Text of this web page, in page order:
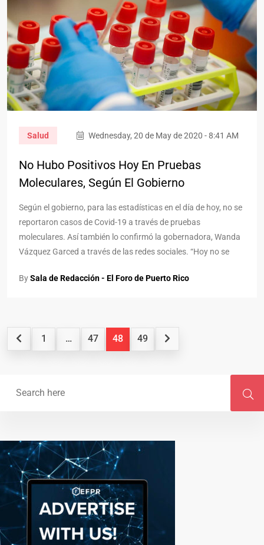
Salud Wednesday, 20 de May de 2020 - 8:41 AM
No Hubo Positivos Hoy En Pruebas
Moleculares, Según El Gobierno
Según el gobierno, para las estadísticas en el día de hoy, no se
reportaron casos de Covid-19 a través de pruebas
moleculares. Así también lo confirmó la gobernadora, Wanda
Vázquez Garced a través de las redes sociales. “Hoy no se
BySala de Redacción - El Foro de Puerto Rico
1 … 47 48 49